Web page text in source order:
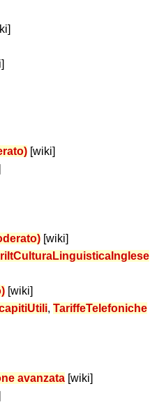
[wiki]
[wiki]
[wiki]
,TariffeTelefoniche
avanzata [wiki]